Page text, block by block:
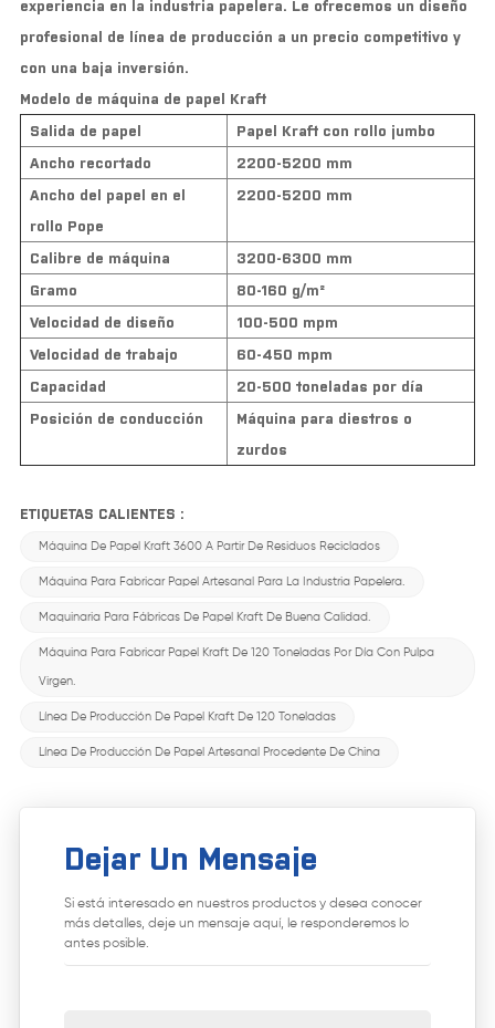
experiencia en la industria papelera. Le ofrecemos un diseño
profesional de línea de producción a un precio competitivo y
con una baja inversión.
Modelo de máquina de papel Kraft
Salida de papel
Papel Kraft con rollo jumbo
Ancho recortado
2200-5200 mm
Ancho del papel en el
rollo Pope
2200-5200 mm
Calibre de máquina
3200-6300 mm
Gramo
80-160 g/m²
Velocidad de diseño
100-500 mpm
Velocidad de trabajo
60-450 mpm
Capacidad
20-500 toneladas por día
Posición de conducción
Máquina para diestros o
zurdos
ETIQUETAS CALIENTES :
Máquina De Papel Kraft 3600 A Partir De Residuos Reciclados
Máquina Para Fabricar Papel Artesanal Para La Industria Papelera.
Maquinaria Para Fábricas De Papel Kraft De Buena Calidad.
Máquina Para Fabricar Papel Kraft De 120 Toneladas Por Día Con Pulpa
Virgen.
Línea De Producción De Papel Kraft De 120 Toneladas
Línea De Producción De Papel Artesanal Procedente De China
Dejar Un Mensaje
Si está interesado en nuestros productos y desea conocer
más detalles, deje un mensaje aquí, le responderemos lo
antes posible.